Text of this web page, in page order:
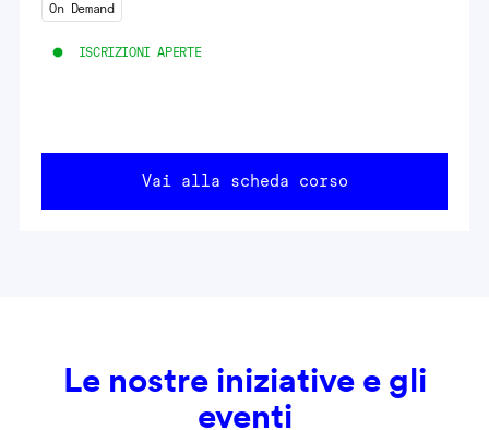
On Demand
ISCRIZIONI APERTE
Vai alla scheda corso
Le nostre iniziative e gli
eventi